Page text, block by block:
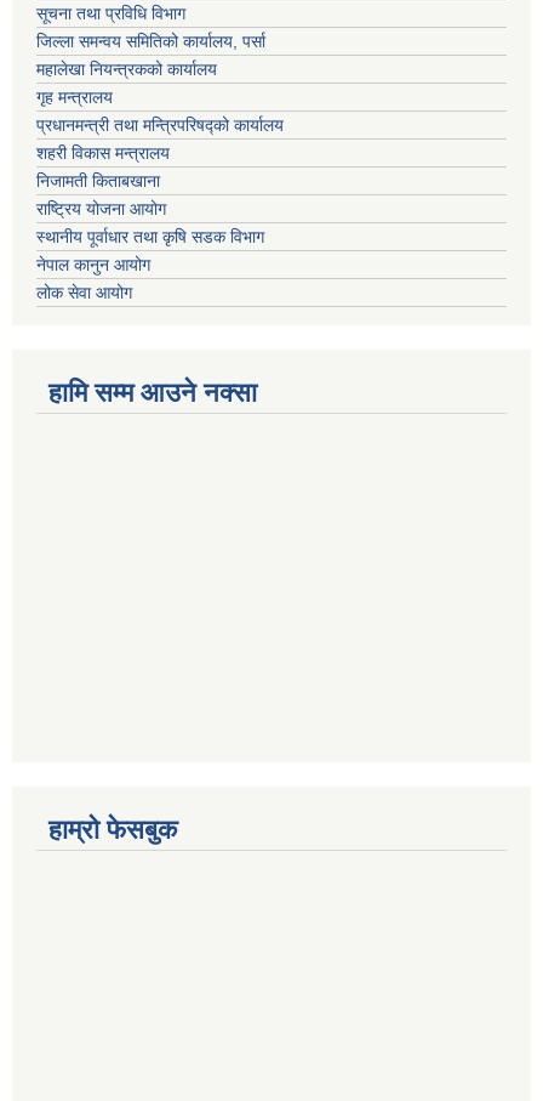
सूचना तथा प्रविधि विभाग
जिल्ला समन्वय समितिको कार्यालय, पर्सा
महालेखा नियन्त्रकको कार्यालय
गृह मन्त्रालय
प्रधानमन्त्री तथा मन्त्रिपरिषद्को कार्यालय
शहरी विकास मन्त्रालय
निजामती किताबखाना
राष्ट्रिय योजना आयोग
स्थानीय पूर्वाधार तथा कृषि सडक विभाग
नेपाल कानुन आयोग
लोक सेवा आयोग
हामि सम्म आउने नक्सा
हाम्रो फेसबुक